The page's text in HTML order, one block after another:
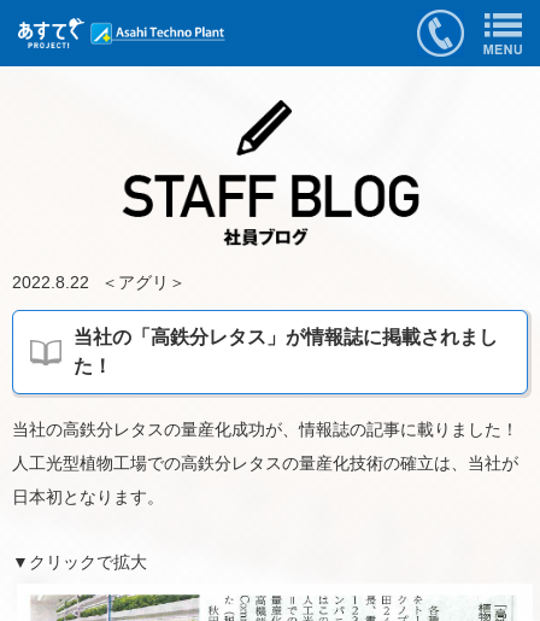
2022.8.22 ＜ アグリ ＞
当社の「高鉄分レタス」が情報誌に掲載されまし
た！
当社の高鉄分レタスの量産化成功が、情報誌の記事に載りました！
人工光型植物工場での高鉄分レタスの量産化技術の確立は、当社が
日本初となります。
▼クリックで拡大